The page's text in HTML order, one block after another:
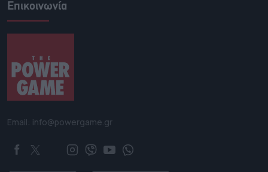
Επικοινωνία
Email: info@powergame.gr